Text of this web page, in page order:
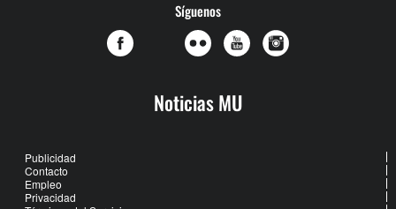
Síguenos
Noticias MU
Publicidad
Contacto
Empleo
Privacidad